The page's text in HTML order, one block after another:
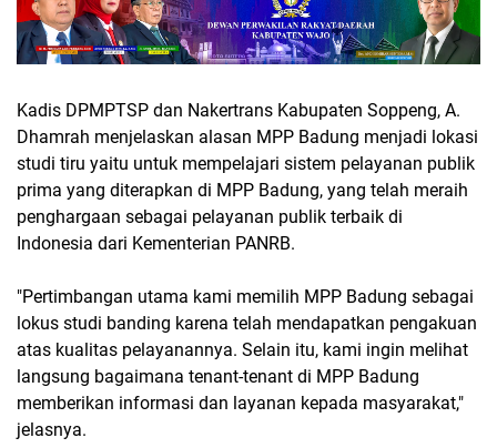
Kadis DPMPTSP dan Nakertrans Kabupaten Soppeng, A.
Dhamrah menjelaskan alasan MPP Badung menjadi lokasi
studi tiru yaitu untuk mempelajari sistem pelayanan publik
prima yang diterapkan di MPP Badung, yang telah meraih
penghargaan sebagai pelayanan publik terbaik di
Indonesia dari Kementerian PANRB.
"Pertimbangan utama kami memilih MPP Badung sebagai
lokus studi banding karena telah mendapatkan pengakuan
atas kualitas pelayanannya. Selain itu, kami ingin melihat
langsung bagaimana tenant-tenant di MPP Badung
memberikan informasi dan layanan kepada masyarakat,"
jelasnya.